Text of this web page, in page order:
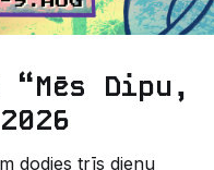
Dipu,
dodies trīs dienu